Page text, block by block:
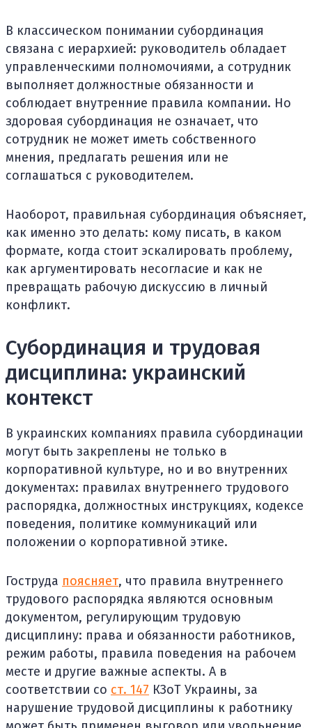
В классическом понимании субординация
связана с иерархией: руководитель обладает
управленческими полномочиями, а сотрудник
выполняет должностные обязанности и
соблюдает внутренние правила компании. Но
здоровая субординация не означает, что
сотрудник не может иметь собственного
мнения, предлагать решения или не
соглашаться с руководителем.
Наоборот, правильная субординация объясняет,
как именно это делать: кому писать, в каком
формате, когда стоит эскалировать проблему,
как аргументировать несогласие и как не
превращать рабочую дискуссию в личный
конфликт.
Субординация и трудовая
дисциплина: украинский
контекст
В украинских компаниях правила субординации
могут быть закреплены не только в
корпоративной культуре, но и во внутренних
документах: правилах внутреннего трудового
распорядка, должностных инструкциях, кодексе
поведения, политике коммуникаций или
положении о корпоративной этике.
Гоструда поясняет, что правила внутреннего
трудового распорядка являются основным
документом, регулирующим трудовую
дисциплину: права и обязанности работников,
режим работы, правила поведения на рабочем
месте и другие важные аспекты. А в
соответствии со ст. 147 КЗоТ Украины, за
нарушение трудовой дисциплины к работнику